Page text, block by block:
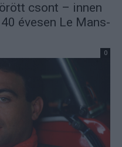
csont – innen
évesen Le Mans-
0